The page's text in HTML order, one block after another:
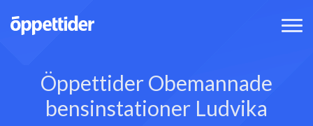
Öppettider Obemannade
bensinstationer Ludvika